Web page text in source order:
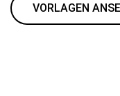
VORLAGEN